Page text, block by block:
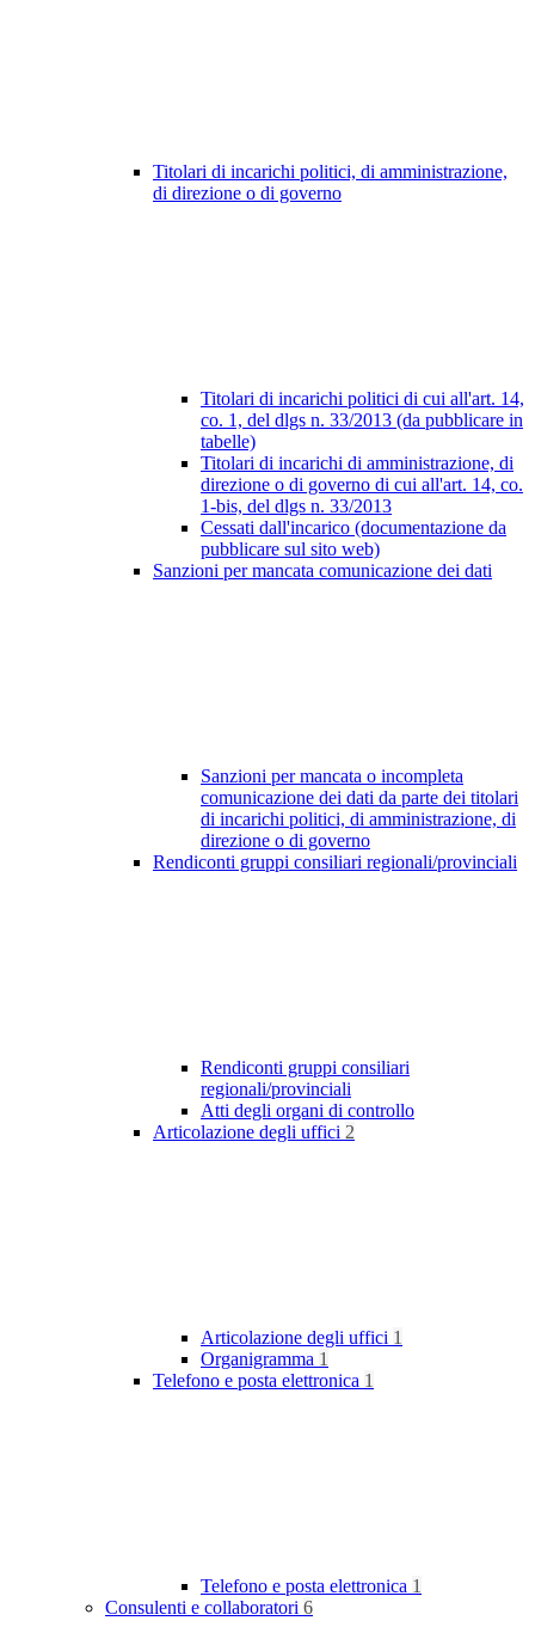
Titolari di incarichi politici, di amministrazione,
di direzione o di governo
Titolari di incarichi politici di cui all'art. 14,
co. 1, del dlgs n. 33/2013 (da pubblicare in
tabelle)
Titolari di incarichi di amministrazione, di
direzione o di governo di cui all'art. 14, co.
1-bis, del dlgs n. 33/2013
Cessati dall'incarico (documentazione da
pubblicare sul sito web)
Sanzioni per mancata comunicazione dei dati
Sanzioni per mancata o incompleta
comunicazione dei dati da parte dei titolari
di incarichi politici, di amministrazione, di
direzione o di governo
Rendiconti gruppi consiliari regionali/provinciali
Rendiconti gruppi consiliari
regionali/provinciali
Atti degli organi di controllo
Articolazione degli uffici 2
Articolazione degli uffici 1
Organigramma 1
Telefono e posta elettronica 1
Telefono e posta elettronica 1
Consulenti e collaboratori 6